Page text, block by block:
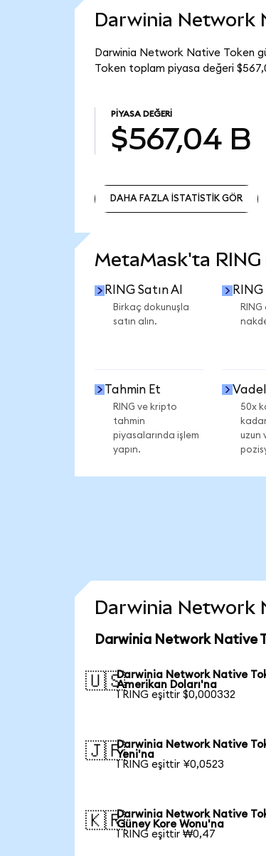
Darwinia Network
Darwinia Network Native Token
Token toplam piyasa değeri
PIYASA DEĞERI
$567,04 B
DAHA FAZLA İSTATİSTİK GÖR
MetaMask'ta RING
RING Satın Al
Birkaç dokunuşla
satın alın.
Tahmin Et
RING ve kripto
tahmin
piyasalarında işlem
yapın.
50x
uzun
Darwinia Network
Darwinia Network Native
🇺🇸Darwinia Network Native
Amerikan Doları'na
1 RING eşittir $0,000332
🇯🇵Darwinia Network Native
Yeni'na
1 RING eşittir ¥0,0523
🇰🇷Darwinia Network Native
Güney Kore Wonu'na
1 RING eşittir ₩0,47